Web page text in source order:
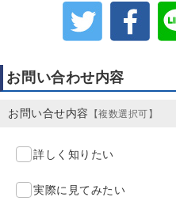
お問い合わせ内容
お問い合せ内容 【複数選択可】
詳しく知りたい
実際に見てみたい